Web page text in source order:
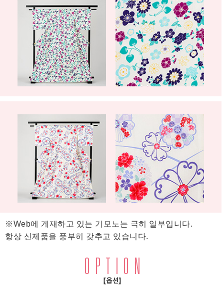
※Web에 게재하고 있는 기모노는 극히 일부입니다.
항상 신제품을 풍부히 갖추고 있습니다.